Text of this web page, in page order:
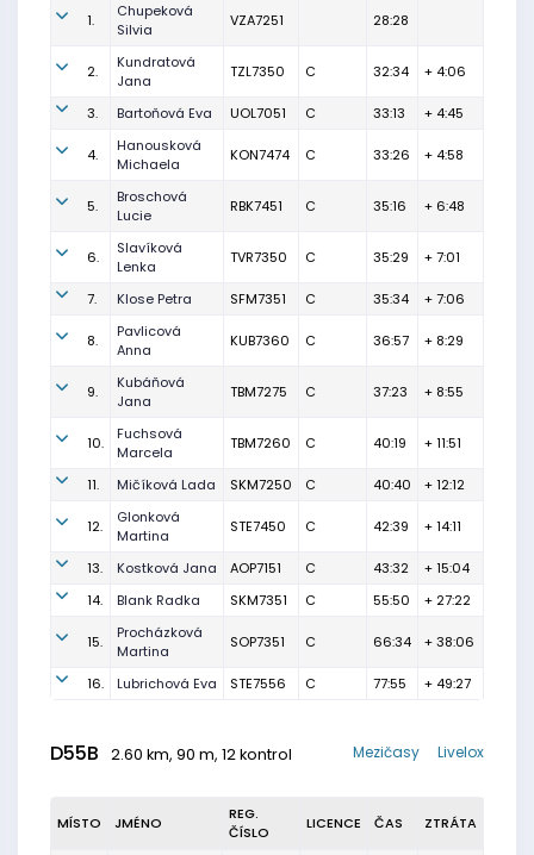
1.
Chupeková
Silvia
VZA7251 28:28
2.
Kundratová
Jana
TZL7350 C 32:34 + 4:06
3. Bartoňová Eva UOL7051 C 33:13 + 4:45
4.
Hanousková
Michaela
KON7474 C 33:26 + 4:58
5.
Broschová
Lucie
RBK7451 C 35:16 + 6:48
6.
Slavíková
Lenka
TVR7350 C 35:29 + 7:01
7. Klose Petra SFM7351 C 35:34 + 7:06
8.
Pavlicová
Anna
KUB7360 C 36:57 + 8:29
9.
Kubáňová
Jana
TBM7275 C 37:23 + 8:55
10.
Fuchsová
Marcela
TBM7260 C 40:19 + 11:51
11. Mičíková Lada SKM7250 C 40:40 + 12:12
12.
Glonková
Martina
STE7450 C 42:39 + 14:11
13. Kostková Jana AOP7151 C 43:32
+ 15:04
14.
Blank Radka SKM7351 C 55:50 + 27:22
15.
Procházková
Martina
SOP7351 C 66:34 + 38:06
16. Lubrichová Eva STE7556 C 77:55 + 49:27
D55B 2.60 km, 90 m, 12 kontrol Livelox
Mezičasy
MÍSTO JMÉNO
REG.
ČÍSLO
LICENCE ČAS ZTRÁTA